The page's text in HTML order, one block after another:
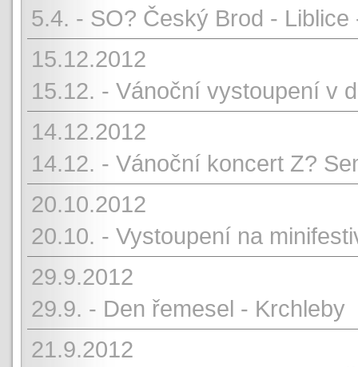
5.4. - SO? Český Brod - Liblice
15.12.2012
15.12. - Vánoční vystoupení v
14.12.2012
14.12. - Vánoční koncert Z?
20.10.2012
20.10. - Vystoupení na
29.9.2012
29.9. - Den řemesel - Krchleby
21.9.2012